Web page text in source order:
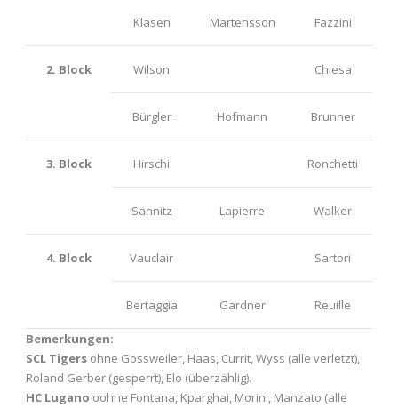
Klasen Martensson Fazzini
2. Block Wilson Chiesa
Bürgler Hofmann Brunner
3. Block Hirschi Ronchetti
Sannitz Lapierre Walker
4. Block Vauclair Sartori
Bertaggia Gardner Reuille
Bemerkungen:
SCL Tigers ohne Gossweiler, Haas, Currit, Wyss (alle verletzt),
Roland Gerber (gesperrt), Elo (überzählig).
HC Lugano oohne Fontana, Kparghai, Morini, Manzato (alle